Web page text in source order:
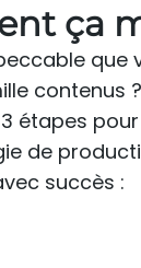
ça
que
contenus
étapes
de
succès :